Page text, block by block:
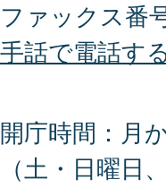
ファックス番
手話で電話す
開庁時間：月
（土・日曜日